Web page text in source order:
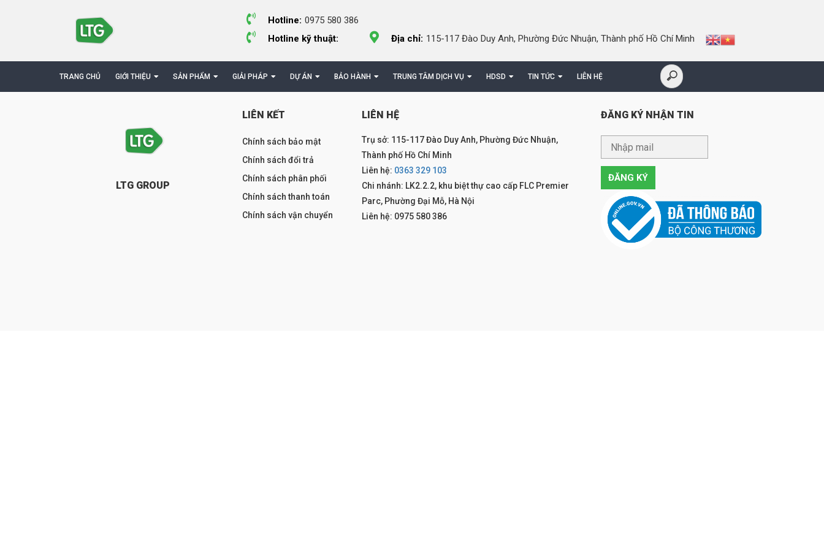
Hotline: 0975 580 386
Hotline kỹ thuật:
Địa chỉ: 115-117 Đào Duy Anh, Phường Đức Nhuận, Thành phố Hồ Chí Minh
TRANG CHỦ GIỚI THIỆU SẢN PHẨM GIẢI PHÁP DỰ ÁN BẢO HÀNH TRUNG TÂM DỊCH VỤ HDSD TIN TỨC LIÊN HỆ
LTG GROUP
LIÊN KẾT
Chính sách bảo mật
Chính sách đổi trả
Chính sách phân phối
Chính sách thanh toán
Chính sách vận chuyển
LIÊN HỆ
Trụ sở: 115-117 Đào Duy Anh, Phường Đức Nhuận,
Thành phố Hồ Chí Minh
Liên hệ: 0363 329 103
Chi nhánh: LK2.2.2, khu biệt thự cao cấp FLC Premier
Parc, Phường Đại Mỗ, Hà Nội
Liên hệ: 0975 580 386
ĐĂNG KÝ NHẬN TIN